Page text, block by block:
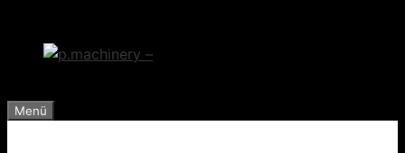
springen
Menü